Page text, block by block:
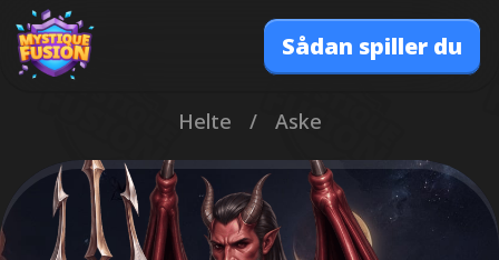
Sådan spiller du
Helte / Aske